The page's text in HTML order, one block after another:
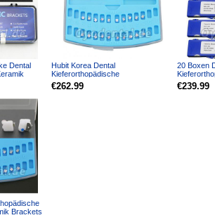
Dental
02...
Hubit Korea Dental
Kieferorthopädische
Selbstligierende Keramik Brackets
Roth 02...
€262.99
20 Boxen
Brackets
022 34...
€239.99
Brackets